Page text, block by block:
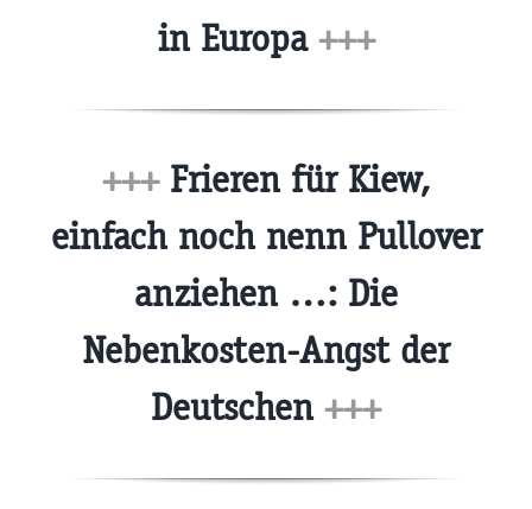
in Europa +++
+++Frieren für Kiew,
einfach noch nenn Pullover
anziehen …: Die
Nebenkosten-Angst der
Deutschen +++